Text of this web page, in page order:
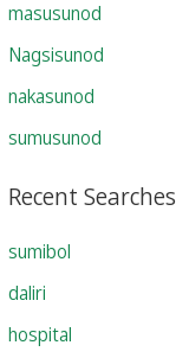
masusunod
Nagsisunod
nakasunod
sumusunod
Recent Searches
sumibol
daliri
hospital